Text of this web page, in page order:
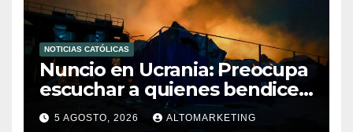
NOTICIAS CATÓLICAS
Nuncio en Ucrania: Preocupa
escuchar a quienes bendicen
la guerra
5 AGOSTO, 2026 ALTOMARKETING